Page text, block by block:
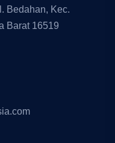
Bedahan, Kec.
Barat 16519